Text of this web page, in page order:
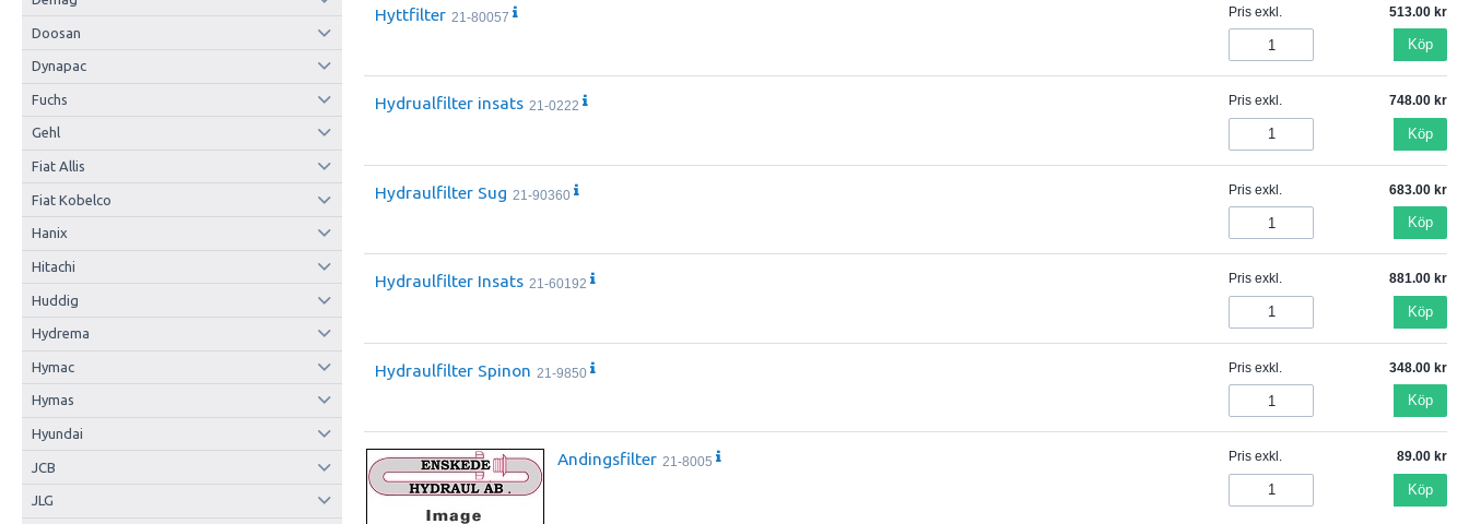
Doosan
Dynapac
Fuchs
Gehl
Fiat Allis
Fiat Kobelco
Hanix
Hitachi
Huddig
Hydrema
Hymac
Hymas
Hyundai
JCB
JLG
Hyttfilter 21-80057 Pris exkl. 513.00
Köp
Hydrualfilter insats 21-0222 Pris exkl. 748.00
Köp
Hydraulfilter Sug 21-90360 Pris exkl. 683.00
Köp
Hydraulfilter Insats 21-60192 Pris exkl. 881.00
Köp
Hydraulfilter Spinon 21-9850 Pris exkl. 348.00
Köp
Andingsfilter 21-8005 Pris exkl. 89.00
Köp